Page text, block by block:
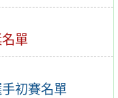
單
初賽名單